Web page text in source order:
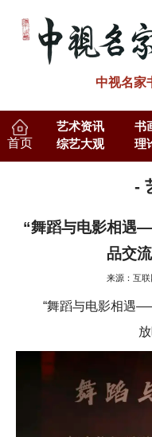
中视名家
首页
艺术资讯 书
综艺大观
理
-
“舞蹈与电影相遇
品交
来源：互
“舞蹈与电影相遇——